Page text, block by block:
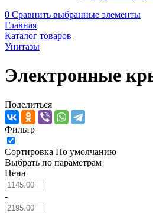
0 Сравнить выбранные элементы
Главная
Каталог товаров
Унитазы
Электронные
Поделиться
Фильтр
Сортировка По умолчанию
Выбрать по параметрам
Цена
-